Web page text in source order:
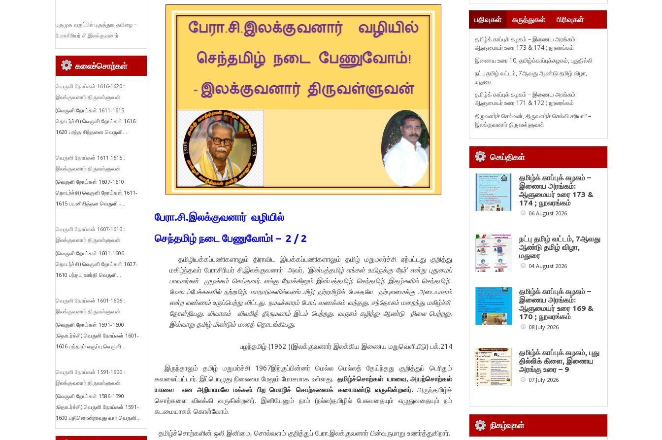
பேரா.சி.இலக்குவனார் வழியில்
செந்தமிழ் நடை பேணுவோம்! – 2 / 2
தமிழியக்கப்பணிகளாலும் திராவிட இயக்கப்பணிகளாலும் தமிழ் மறுமலர்ச்சி ஏற்பட்டது குறித்து
மகிழ்ந்தவர் பேராசிரியர் சி.இலக்குவனார். அவர், ‘இன்பத்தமிழ் எங்கள் உயிருக்கு நேர்’என்று புதுமைப்
பாவலர்கள் முழக்கம் செய்தனர். எங்கு நோக்கினும் இன்பத்தமிழ்; செந்தமிழ்;இதழ்களில் செந்தமிழ்;
மேடைப்பேச்சுகளில் நற்றமிழ்; மாநாடுகளில்வண்டமிழ்;நற்றமிழில் பேசுதலே நற்புலமைக்கு அடையாளம்
என்ற எண்ணம் உருப்பெற்று விட்டது. நமஃச்காரம் போய் வணக்கம் வந்தது. சந்தோசம் மறைந்து மகிழ்ச்சி
தோன்றியது. விவாகம் விலகித் திருமணம் இடம் பெற்றது. வருசம் கழிந்து ஆண்டு நிலை பெற்றது.
இவ்வாறு தமிழ் மீண்டும் மலரத் தொடங்கியது.
பழந்தமிழ் (1962 )(இலக்குவனார் இலக்கிய இணைய மறுவெளியீடு) பக்.214
இருந்தாலும் தமிழ் மறுமர்ச்சி 1967இற்குப்பின்னர் மெல்ல மெல்லத் தேய்ந்தது குறித்துப் பெரிதும்
கவலைப்பட்டார். இப்பொழுது நிலைமை மேலும் மோசமாக உள்ளது. தமிழ்ச்சொற்கள் யாவை,அயற்சொற்கள்
யாவை என அறியாமலே மக்கள் பிற மொழிச் சொற்களைக் கயைாண்டு வருகின்றனர். அருந்தமிழ்ச்
சொற்களை விலக்கி வருகின்றனர். இனியேனும் நாம் (நல்ல)தமிழில் பேசுவதையும் எழுதுவதையும் நம்
கடமையாகக் கொள்வோம்.
தமிழ்ச்சொற்களின் ஒலி இனிமை, சொல்வளம் குறித்துப் பேரா.இலக்குவனார் பின்வருமாறு உணர்த்துகிறார்.
புகுமுக வகுப்பில் புகுத்துக தமிழை –
பேராசிரியர் சி.இலக்குவனார்
கலைச்சொற்கள்
வெருளி நோய்கள் 1616-1620 :
இலக்குவனார் திருவள்ளுவன்
(வெருளி நோய்கள் 1611-1615
தொடர்ச்சி) வெருளி நோய்கள் 1616-
1620 பரந்த சிந்தனை வெருளி...
வெருளி நோய்கள் 1611-1615 :
இலக்குவனார் திருவள்ளுவன்
(வெருளி நோய்கள் 1607-1610
தொடர்ச்சி) வெருளி நோய்கள் 1611-
1615 பயனிலித்தள வெருளி -...
வெருளி நோய்கள் 1607-1610 :
இலக்குவனார் திருவள்ளுவன்
(வெருளி நோய்கள் 1601-1606
தொடர்ச்சி) வெருளி நோய்கள் 1607-
1610 பந்தய ஊர்தி வெருளி...
வெருளி நோய்கள் 1601-1606 :
இலக்குவனார் திருவள்ளுவன்
(வெருளி நோய்கள் 1591-1600
:தொடர்ச்சி) வெருளி நோய்கள் 1601-
1606 பத்தாம் வகுப்பு வெருளி...
வெருளி நோய்கள் 1591-1600 :
இலக்குவனார் திருவள்ளுவன்
(வெருளி நோய்கள் 1586-1590
:தொடர்ச்சி) வெருளி நோய்கள் 1591-
1600 பதினொன்றாவது வார வெருளி...
பதிவுகள் கருத்துகள் பிரிவுகள்
தமிழ்க் காப்புக் கழகம் – இணைய அரங்கம்:
ஆளுமையர் உரை 173 & 174 ; நூலரங்கம்
இணைய உரை 10, தமிழ்க்காப்புக்கழகம், புதுதில்லி
நட்பு தமிழ் வட்டம், 7ஆவது ஆண்டு தமிழ் விழா,
மதுரை
தமிழ்க் காப்புக் கழகம் – இணைய அரங்கம்:
ஆளுமையர் உரை 171 & 172 ; நூலரங்கம்
திருவளர்ச் செல்வன், திருவளர்ச் செல்வி சரியா? –
இலக்குவனார் திருவள்ளுவன்
செய்திகள்
தமிழ்க் காப்புக் கழகம் –
இணைய அரங்கம்:
ஆளுமையர் உரை 173 &
174 ; நூலரங்கம்
06 August 2026
நட்பு தமிழ் வட்டம், 7ஆவது
ஆண்டு தமிழ் விழா,
மதுரை
04 August 2026
தமிழ்க் காப்புக் கழகம் –
இணைய அரங்கம்:
ஆளுமையர் உரை 169 &
170 ; நூலரங்கம்
08 July 2026
தமிழ்க் காப்புக் கழகம், புது
தில்லிக் கிளை, இணைய
அரங்கு உரை – 9
07 July 2026
நிகழ்வுகள்